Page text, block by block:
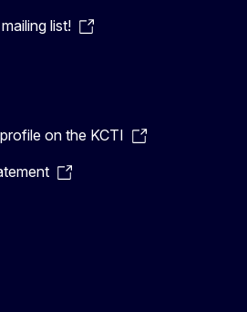
list!
on the KCTI